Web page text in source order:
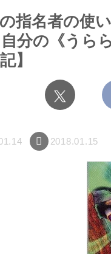
の指名者の使
分の《うら
】
2018.01.15